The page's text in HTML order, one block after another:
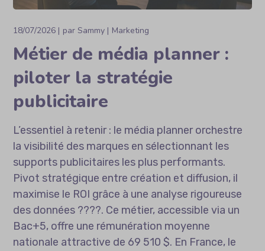
18/07/2026 parSammy Marketing
Métier de média planner :
piloter la stratégie
publicitaire
L’essentiel à retenir : le média planner orchestre
la visibilité des marques en sélectionnant les
supports publicitaires les plus performants.
Pivot stratégique entre création et diffusion, il
maximise le ROI grâce à une analyse rigoureuse
des données ????. Ce métier, accessible via un
Bac+5, offre une rémunération moyenne
nationale attractive de 69 510 $. En France, le